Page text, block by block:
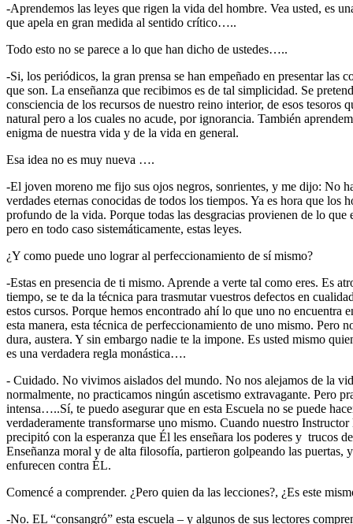
-Aprendemos las leyes que rigen la vida del hombre. Vea usted, es
que apela en gran medida al sentido crítico…..
Todo esto no se parece a lo que han dicho de ustedes…..
-Si, los periódicos, la gran prensa se han empeñado en presentar las
que son. La enseñanza que recibimos es de tal simplicidad. Se
consciencia de los recursos de nuestro reino interior, de esos tesoros
natural pero a los cuales no acude, por ignorancia. También
enigma de nuestra vida y de la vida en general.
Esa idea no es muy nueva ….
-El joven moreno me fijo sus ojos negros, sonrientes, y me dijo: No
verdades eternas conocidas de todos los tiempos. Ya es hora que los
profundo de la vida. Porque todas las desgracias provienen de lo
pero en todo caso sistemáticamente, estas leyes.
¿Y como puede uno lograr al perfeccionamiento de sí mismo?
-Estas en presencia de ti mismo. Aprende a verte tal como eres. Es
tiempo, se te da la técnica para trasmutar vuestros defectos en
estos cursos. Porque hemos encontrado ahí lo que uno no encuentra
esta manera, esta técnica de perfeccionamiento de uno mismo. Pero
dura, austera. Y sin embargo nadie te la impone. Es usted mismo
es una verdadera regla monástica….
- Cuidado. No vivimos aislados del mundo. No nos alejamos de la
normalmente, no practicamos ningún ascetismo extravagante. Pero
intensa…..Sí, te puedo asegurar que en esta Escuela no se puede
verdaderamente transformarse uno mismo. Cuando nuestro
precipitó con la esperanza que Él les enseñara los poderes y trucos
Enseñanza moral y de alta filosofía, partieron golpeando las puertas,
enfurecen contra ÉL.
Comencé a comprender. ¿Pero quien da las lecciones?, ¿Es este
-No. EL “consangró” esta escuela – y algunos de sus lectores